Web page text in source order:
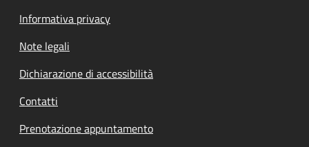
Informativa privacy
Note legali
Dichiarazione di accessibilità
Contatti
Prenotazione appuntamento